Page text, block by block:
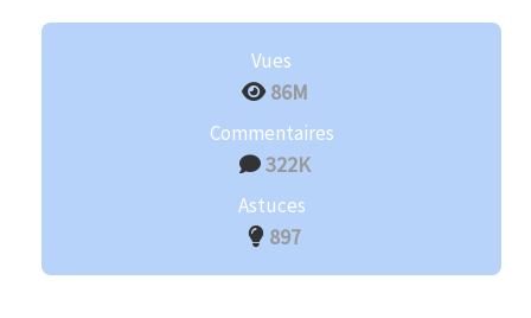
Vues
86M
Commentaires
322K
Astuces
897